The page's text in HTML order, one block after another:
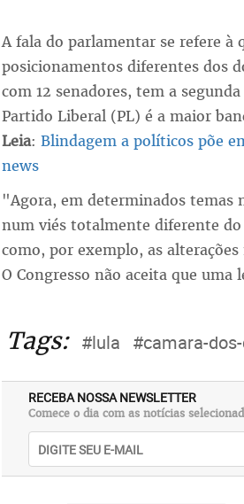
A fala do parlamentar se refere à
posicionamentos diferentes dos
com 12 senadores, tem a
Partido Liberal (PL) é a maior
Leia: Blindagem a políticos põe
news
"Agora, em determinados temas
num viés totalmente diferente do
como, por exemplo, as
O Congresso não aceita que uma
Tags: #lula #camara-
RECEBA NOSSA NEWSLETTER
Comece o dia com as notícias